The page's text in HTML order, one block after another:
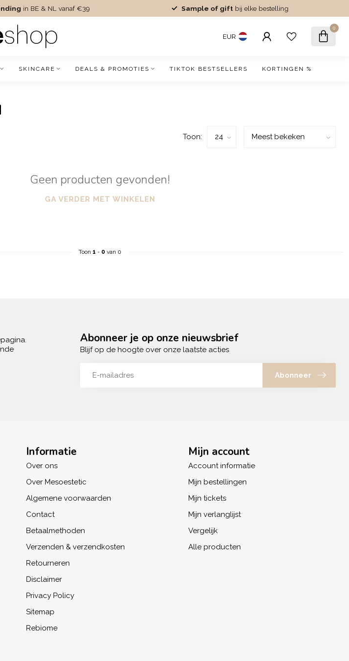
in BE & NL vanaf €39 Sample of gift bij elke bestelling
EUR
0
SKINCARE DEALS & PROMOTIES TIKTOK BESTSELLERS KORTINGEN %
Toon:
Geen producten gevonden!
GA VERDER MET WINKELEN
Toon 1 - 0 van 0
Abonneer je op onze nieuwsbrief
Blijf op de hoogte over onze laatste acties
Abonneer
Informatie
Over ons
Over Mesoestetic
Algemene voorwaarden
Contact
Betaalmethoden
Verzenden & verzendkosten
Retourneren
Disclaimer
Privacy Policy
Sitemap
Rebiome
Mijn account
Account informatie
Mijn bestellingen
Mijn tickets
Mijn verlanglijst
Vergelijk
Alle producten